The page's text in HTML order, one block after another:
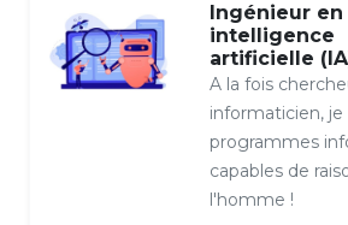
Ingénieur en
intelligence
artificielle
A la fois
informaticien, je
programmes
capables de
l'homme !